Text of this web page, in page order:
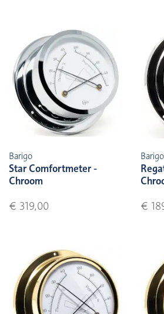
Barigo
Star Comfortmeter -
Chroom
€ 319,00
Barigo
€